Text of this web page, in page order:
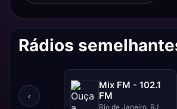
Rádios
‹
Mix FM - 102.1
FM
Rio de Janeiro, RJ